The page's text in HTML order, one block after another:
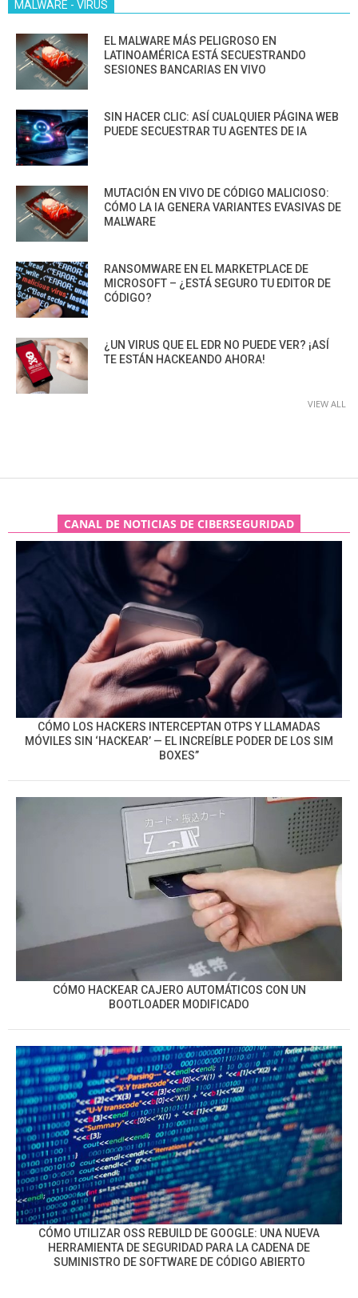
MALWARE - VIRUS
EL MALWARE MÁS PELIGROSO EN
LATINOAMÉRICA ESTÁ SECUESTRANDO
SESIONES BANCARIAS EN VIVO
SIN HACER CLIC: ASÍ CUALQUIER PÁGINA WEB
PUEDE SECUESTRAR TU AGENTES DE IA
MUTACIÓN EN VIVO DE CÓDIGO MALICIOSO:
CÓMO LA IA GENERA VARIANTES EVASIVAS DE
MALWARE
RANSOMWARE EN EL MARKETPLACE DE
MICROSOFT – ¿ESTÁ SEGURO TU EDITOR DE
CÓDIGO?
¿UN VIRUS QUE EL EDR NO PUEDE VER? ¡ASÍ
TE ESTÁN HACKEANDO AHORA!
VIEW ALL
CANAL DE NOTICIAS DE CIBERSEGURIDAD
CÓMO LOS HACKERS INTERCEPTAN OTPS Y LLAMADAS
MÓVILES SIN ‘HACKEAR’ — EL INCREÍBLE PODER DE LOS SIM
BOXES”
CÓMO HACKEAR CAJERO AUTOMÁTICOS CON UN
BOOTLOADER MODIFICADO
CÓMO UTILIZAR OSS REBUILD DE GOOGLE: UNA NUEVA
HERRAMIENTA DE SEGURIDAD PARA LA CADENA DE
SUMINISTRO DE SOFTWARE DE CÓDIGO ABIERTO